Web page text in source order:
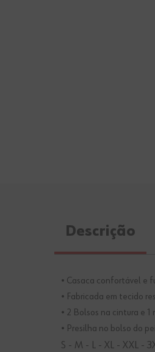
Descrição
• Casaca confortável e
• Fabricada em tecido
• 2 Bolsos na cintura e
• Presilha no bolso do
S - M - L - XL - XXL -